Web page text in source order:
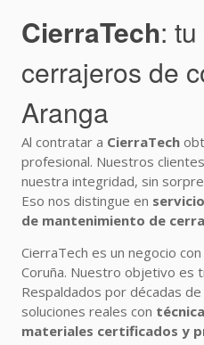
CierraTech:
cerrajeros de
Aranga
Al contratar a CierraTech
profesional. Nuestros
nuestra integridad, sin
Eso nos distingue en
de mantenimiento de
CierraTech es un negocio
Coruña. Nuestro objetivo es
Respaldados por décadas
soluciones reales con
materiales certificados y